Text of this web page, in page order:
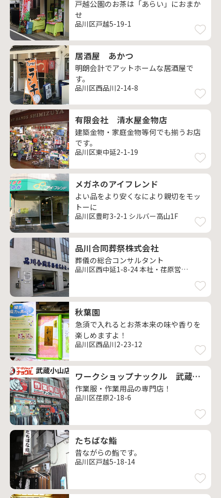
戸越公園のお茶は「あらい」におまか
せ
品川区戸越5-19-1
居酒屋 あかつ
明朗会計でアットホームな居酒屋で
す。
品川区西品川2-14-8
有限会社 清水屋金物店
建築金物・家庭金物等何でも揃うお店
です。
品川区東中延2-1-19
メガネのアイフレンド
よい品をより安くなにより親切をモッ
トーに
品川区豊町3-2-1 シルバー高山1F
品川合同葬祭株式会社
葬儀の総合コンサルタント
品川区西中延1-8-24 本社・荏原営業所
秋葉園
急須で入れるとお茶本来の味や香りを
楽しめますよ！
品川区西品川2-23-12
ワークショップナックル 武蔵小山店
作業服・作業用品の専門店！
品川区荏原2-18-6
たちばな鮨
昔ながらの鮨です。
品川区戸越5-18-14